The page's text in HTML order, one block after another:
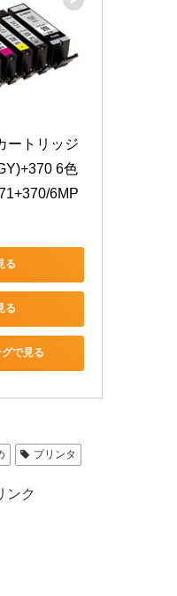
ートリッジ
6色
6MP
る
る
で見る
プリンタ
ンク